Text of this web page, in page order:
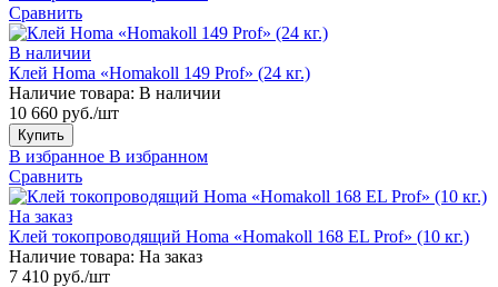
Сравнить
В наличии
Клей Homa «Homakoll 149 Prof» (24 кг.)
Наличие товара: В наличии
10 660 руб./шт
Купить
В избранное В избранном
Сравнить
На заказ
Клей токопроводящий Homa «Homakoll 168 EL Prof» (10 кг.)
Наличие товара: На заказ
7 410 руб./шт